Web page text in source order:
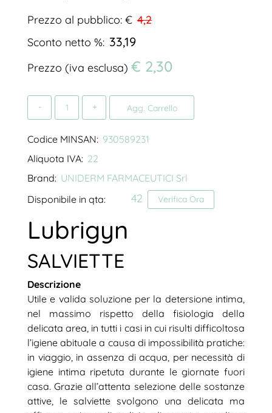
Prezzo al pubblico: € 4,2
Sconto netto %: 33,19
Prezzo (iva esclusa) € 2,30
Agg. Carrello
Codice MINSAN: 930589231
Aliquota IVA: 22
Brand: UNIDERM FARMACEUTICI Srl
Disponibile in qta:
Verifica Ora
42
Lubrigyn
SALVIETTE
Descrizione
Utile e valida soluzione per la detersione intima,
nel massimo rispetto della fisiologia della
delicata area, in tutti i casi in cui risulti difficoltosa
l’igiene abituale a causa di impossibilità pratiche:
in viaggio, in assenza di acqua, per necessità di
igiene intima ripetuta durante le giornate fuori
casa. Grazie all’attenta selezione delle sostanze
attive, le salviette svolgono una delicata ma